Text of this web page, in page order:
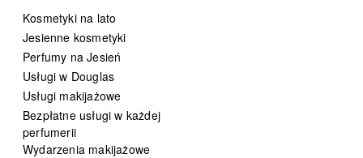
Kosmetyki na lato
Jesienne kosmetyki
Perfumy na Jesień
Usługi w Douglas
Usługi makijażowe
Bezpłatne usługi w każdej
perfumerii
Wydarzenia makijażowe